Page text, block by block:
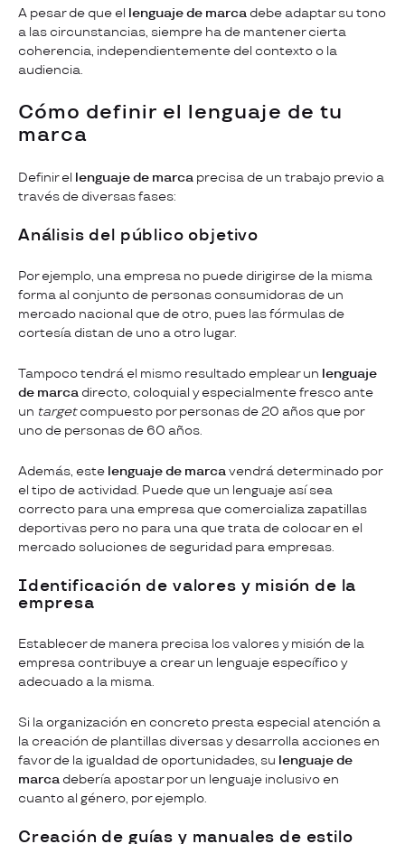
A pesar de que el lenguaje de marca debe adaptar su tono
a las circunstancias, siempre ha de mantener cierta
coherencia, independientemente del contexto o la
audiencia.
Cómo definir el lenguaje de tu
marca
Definir el lenguaje de marca precisa de un trabajo previo a
través de diversas fases:
Análisis del público objetivo
Por ejemplo, una empresa no puede dirigirse de la misma
forma al conjunto de personas consumidoras de un
mercado nacional que de otro, pues las fórmulas de
cortesía distan de uno a otro lugar.
Tampoco tendrá el mismo resultado emplear un lenguaje
de marca directo, coloquial y especialmente fresco ante
un targetcompuesto por personas de 20 años que por
uno de personas de 60 años.
Además, este lenguaje de marcavendrá determinado por
el tipo de actividad. Puede que un lenguaje así sea
correcto para una empresa que comercializa zapatillas
deportivas pero no para una que trata de colocar en el
mercado soluciones de seguridad para empresas.
Identificación de valores y misión de la
empresa
Establecer de manera precisa los valores y misión de la
empresa contribuye a crear un lenguaje específico y
adecuado a la misma.
Si la organización en concreto presta especial atención a
la creación de plantillas diversas y desarrolla acciones en
favor de la igualdad de oportunidades, su lenguaje de
marca debería apostar por un lenguaje inclusivo en
cuanto al género, por ejemplo.
Creación de guías y manuales de estilo